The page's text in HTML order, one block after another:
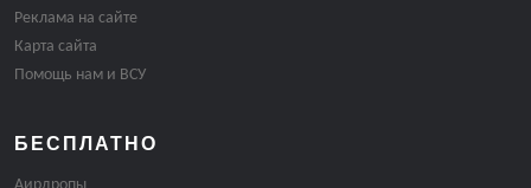
Реклама на сайте
Карта сайта
Помощь нам и ВСУ
БЕСПЛАТНО